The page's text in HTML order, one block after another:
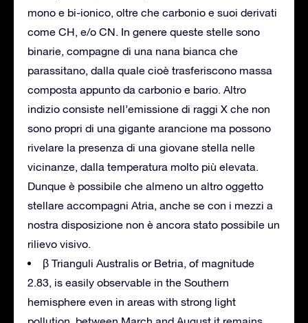
mono e bi-ionico, oltre che carbonio e suoi derivati
come CH, e/o CN. In genere queste stelle sono
binarie, compagne di una nana bianca che
parassitano, dalla quale cioè trasferiscono massa
composta appunto da carbonio e bario. Altro
indizio consiste nell’emissione di raggi X che non
sono propri di una gigante arancione ma possono
rivelare la presenza di una giovane stella nelle
vicinanze, dalla temperatura molto più elevata.
Dunque è possibile che almeno un altro oggetto
stellare accompagni Atria, anche se con i mezzi a
nostra disposizione non è ancora stato possibile un
rilievo visivo.
β Trianguli Australis or Betria, of magnitude
2.83, is easily observable in the Southern
hemisphere even in areas with strong light